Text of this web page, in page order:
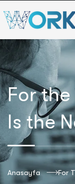
For
Is the
Anasayfa For